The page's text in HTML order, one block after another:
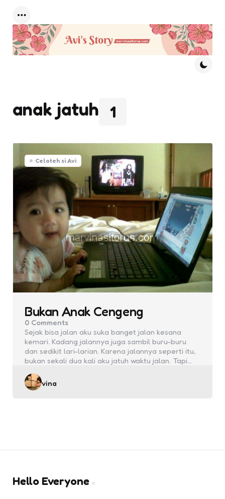
Menu
1
anak jatuh
Celoteh si Avi
Bukan Anak Cengeng
0 Comments
Sejak bisa jalan aku suka banget jalan kesana
kemari. Kadang jalannya juga sambil buru-buru
dan sedikit lari-larian. Karena jalannya seperti itu,
bukan sekali dua kali aku jatuh waktu jalan. Tapi…
Posted
vina
Hello Everyone